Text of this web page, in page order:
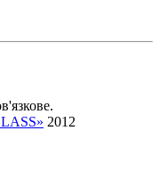
2012